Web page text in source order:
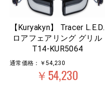
【Kuryakyn】 Tracer L.E.D.
ロアフェアリング グリル
T14-KUR5064
通常価格：￥54,230
￥54,230